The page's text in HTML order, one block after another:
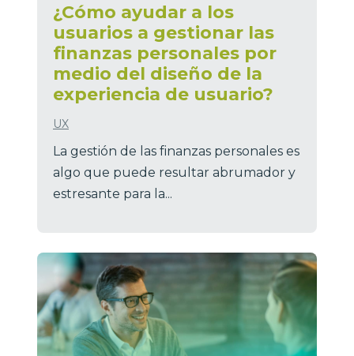
¿Cómo ayudar a los
usuarios a gestionar las
finanzas personales por
medio del diseño de la
experiencia de usuario?
UX
La gestión de las finanzas personales es
algo que puede resultar abrumador y
estresante para la...